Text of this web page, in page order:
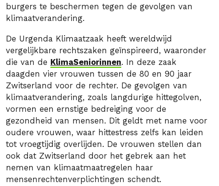
burgers te beschermen tegen de gevolgen van
klimaatverandering.
De Urgenda Klimaatzaak heeft wereldwijd
vergelijkbare rechtszaken geïnspireerd, waaronder
die van de KlimaSeniorinnen. In deze zaak
daagden vier vrouwen tussen de 80 en 90 jaar
Zwitserland voor de rechter. De gevolgen van
klimaatverandering, zoals langdurige hittegolven,
vormen een ernstige bedreiging voor de
gezondheid van mensen. Dit geldt met name voor
oudere vrouwen, waar hittestress zelfs kan leiden
tot vroegtijdig overlijden. De vrouwen stellen dan
ook dat Zwitserland door het gebrek aan het
nemen van klimaatmaatregelen haar
mensenrechtenverplichtingen schendt.